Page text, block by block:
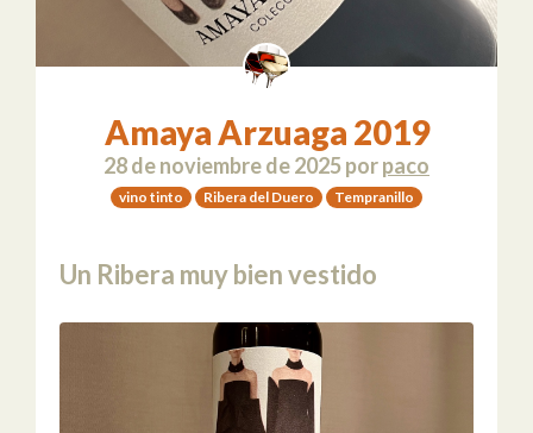
Amaya Arzuaga 2019
28 de noviembre de 2025porpaco
vino tinto Ribera del Duero Tempranillo
Un Ribera muy bien vestido